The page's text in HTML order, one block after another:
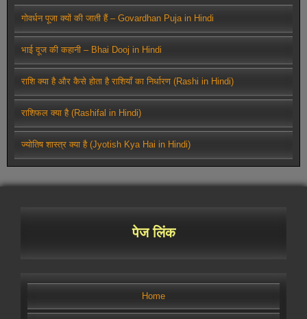
गोवर्धन पूजा क्यों की जाती हैं – Govardhan Puja in Hindi
भाई दूज की कहानी – Bhai Dooj in Hindi
राशि क्या है और कैसे होता है राशियाँ का निर्धारण (Rashi in Hindi)
राशिफल क्या है (Rashifal in Hindi)
ज्योतिष शास्त्र क्या है (Jyotish Kya Hai in Hindi)
पेज लिंक
Home